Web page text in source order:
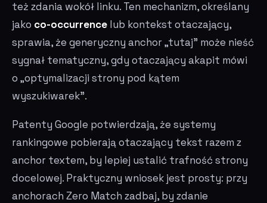
też zdania wokół linku. Ten mechanizm, określany
jako co-occurrence lub kontekst otaczający,
sprawia, że generyczny anchor „tutaj" może nieść
sygnał tematyczny, gdy otaczający akapit mówi
o „optymalizacji strony pod kątem
wyszukiwarek".
Patenty Google potwierdzają, że systemy
rankingowe pobierają otaczający tekst razem z
anchor textem, by lepiej ustalić trafność strony
docelowej. Praktyczny wniosek jest prosty: przy
anchorach Zero Match zadbaj, by zdanie